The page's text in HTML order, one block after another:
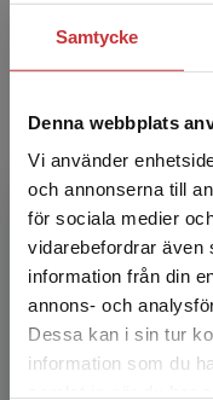
Samtycke
Denna webbplats
Vi använder
och annonserna till
för sociala medier
vidarebefordrar även
information från din
annons- och
Dessa kan i sin tur
information som du
Det verkar som
Christina
kardiologi vid
för